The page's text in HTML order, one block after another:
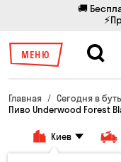
🚚
МЕНЮ
Главная Сегодня в
Пиво Underwood Forest
Киев